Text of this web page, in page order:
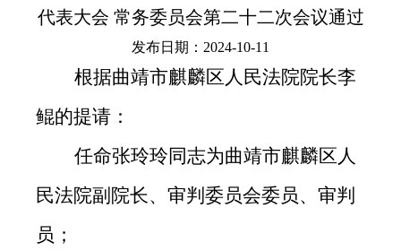
代表大会 常务委员会第二十二次会议通过
发布日期：2024-10-11
根据曲靖市麒麟区人民法院院长李
鲲的提请 ：
任命张玲玲同志为曲靖市麒麟区人
民法院副院长、审判委员会委员、审判
员；